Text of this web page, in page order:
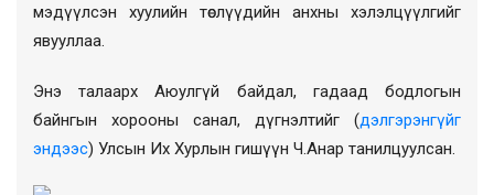
мэдүүлсэн хуулийн төслүүдийн анхны хэлэлцүүлгийг
явууллаа.
Энэ талаарх Аюулгүй байдал, гадаад бодлогын
байнгын хорооны санал, дүгнэлтийг (дэлгэрэнгүйг
эндээс) Улсын Их Хурлын гишүүн Ч.Анар танилцуулсан.